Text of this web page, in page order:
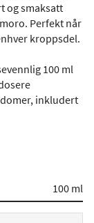
og smaksatt
Perfekt når
kroppsdel.
100 ml
inkludert
100 ml